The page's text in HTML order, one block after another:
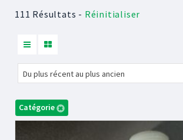
111 Résultats - Réinitialiser
Du plus récent au plus ancien
Catégorie